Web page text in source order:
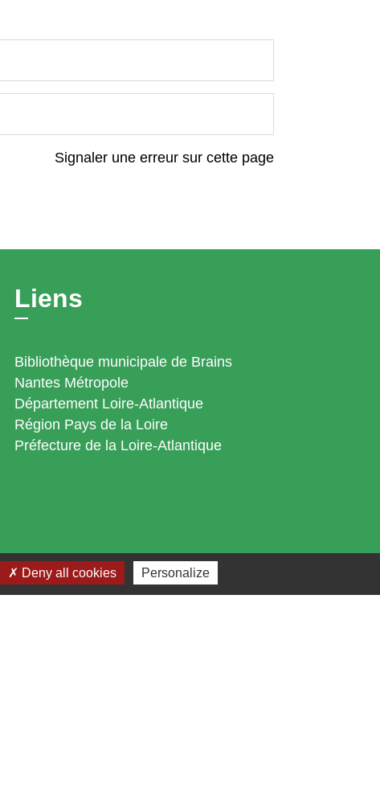
Signaler une erreur sur cette page
Liens
Bibliothèque municipale de Brains
Nantes Métropole
Département Loire-Atlantique
Région Pays de la Loire
Préfecture de la Loire-Atlantique
Deny all cookies Personalize